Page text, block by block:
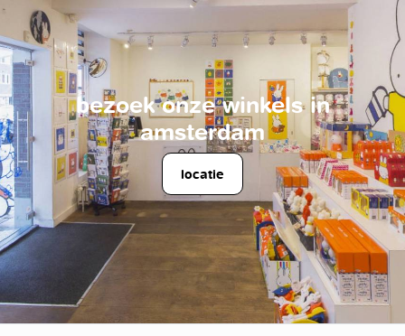
bezoek onze winkels in
amsterdam
locatie